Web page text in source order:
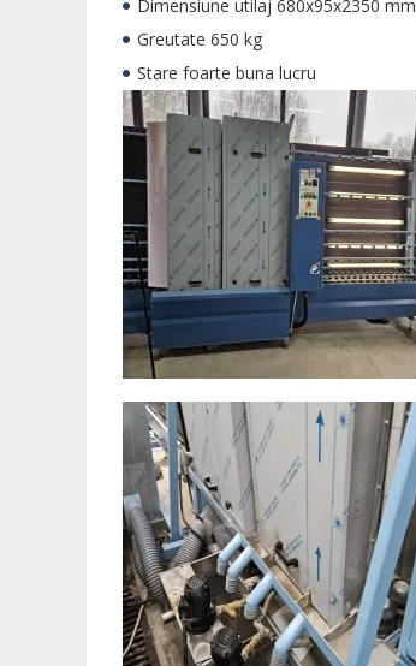
Dimensiune utilaj 680x95x2350 mm
Greutate 650 kg
Stare foarte buna lucru